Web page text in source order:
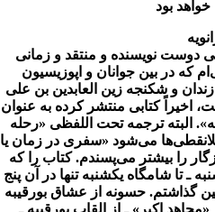
بود
دوست نویسنده و منتقد و زمانی
که در بین جوانان و اپوزیسیون
و شکنجه زین العابدین بن علی
اخیراً کتابی منتشر کرده به عنوان
البته ترجمه تحت اللفظی «رحله
می‌شود «سفری در زمان یا
را بیشتر می‌‌پسندم. کتاب را که
ـ تا شامگاه یکشنبه تنها در آن پنج
حسونه از عشاق بورقیبه
اکبر» ـ از القاب بورقیبه ـ